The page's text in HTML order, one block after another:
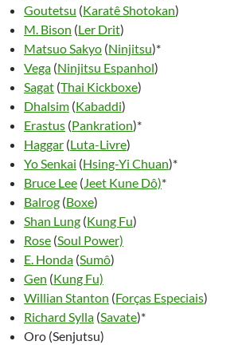
Goutetsu (Karatê Shotokan)
M. Bison (Ler Drit)
Matsuo Sakyo (Ninjitsu)*
Vega (Ninjitsu Espanhol)
Sagat (Thai Kickboxe)
Dhalsim (Kabaddi)
Erastus (Pankration)*
Haggar (Luta-Livre)
Yo Senkai (Hsing-Yi Chuan)*
Bruce Lee (Jeet Kune Dô)*
Balrog (Boxe)
Shan Lung (Kung Fu)
Rose (Soul Power)
E. Honda (Sumô)
Gen (Kung Fu)
Willian Stanton (Forças Especiais)
Richard Sylla (Savate)*
Oro (Senjutsu)